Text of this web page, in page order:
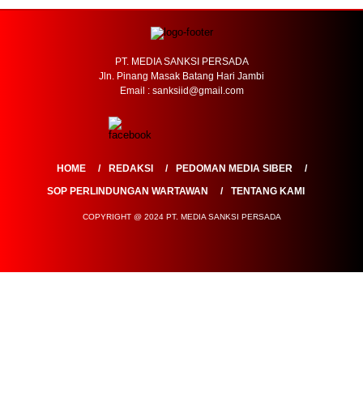
PT. MEDIA SANKSI PERSADA
Jln. Pinang Masak Batang Hari Jambi
Email : sanksiid@gmail.com
HOME REDAKSI
PEDOMAN MEDIA SIBER
SOP PERLINDUNGAN WARTAWAN
TENTANG KAMI